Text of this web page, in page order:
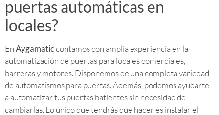
puertas automáticas en
locales?
EnAygamaticcontamos con amplia experiencia en la
automatización de puertas para locales comerciales,
barreras y motores. Disponemos de una completa variedad
de automatismos para puertas. Además, podemos ayudarte
a automatizar tus puertas batientes sin necesidad de
cambiarlas. Lo único que tendrás que hacer es instalar el